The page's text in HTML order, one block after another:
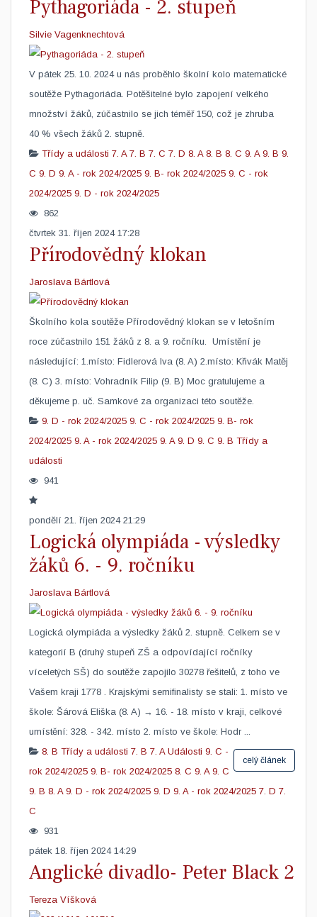
Pythagoriáda - 2. stupeň
Silvie Vagenknechtová
V pátek 25. 10. 2024 u nás proběhlo školní kolo matematické
soutěže Pythagoriáda. Potěšitelné bylo zapojení velkého
množství žáků, zúčastnilo se jich téměř 150, což je zhruba
40 % všech žáků 2. stupně.
Třídy a události 7. A 7. B 7. C 7. D 8. A 8. B 8. C 9. A 9. B 9.
C 9. D 9. A - rok 2024/2025 9. B- rok 2024/2025 9. C - rok
2024/2025 9. D - rok 2024/2025
862
čtvrtek 31. říjen 2024 17:28
Přírodovědný klokan
Jaroslava Bártlová
Školního kola soutěže Přírodovědný klokan se v letošním
roce zúčastnilo 151 žáků z 8. a 9. ročníku. Umístění je
následující: 1.místo: Fidlerová Iva (8. A) 2.místo: Křivák Matěj
(8. C) 3. místo: Vohradník Filip (9. B)​ Moc gratulujeme a
děkujeme p. uč. Samkové za organizaci této soutěže.​
9. D - rok 2024/2025 9. C - rok 2024/2025 9. B- rok
2024/2025 9. A - rok 2024/2025 9. A 9. D 9. C 9. B Třídy a
události
941
pondělí 21. říjen 2024 21:29
Logická olympiáda - výsledky
žáků 6. - 9. ročníku
Jaroslava Bártlová
Logická olympiáda a výsledky žáků 2. stupně. Celkem se v
kategorií B (druhý stupeň ZŠ a odpovídající ročníky
víceletých SŠ) do soutěže zapojilo 30278 řešitelů, z toho ve
Vašem kraji 1778 . Krajskými semifinalisty se stali: 1. místo ve
škole: Šárová Eliška (8. A) → 16. - 18. místo v kraji, celkové
umístění: 328. - 342. místo 2. místo ve škole: Hodr ...
celý článek
8. B Třídy a události 7. B 7. A Události 9. C -
rok 2024/2025 9. B- rok 2024/2025 8. C 9. A 9. C
9. B 8. A 9. D - rok 2024/2025 9. D 9. A - rok 2024/2025 7. D 7.
C
931
pátek 18. říjen 2024 14:29
Anglické divadlo- Peter Black 2
Tereza Víšková